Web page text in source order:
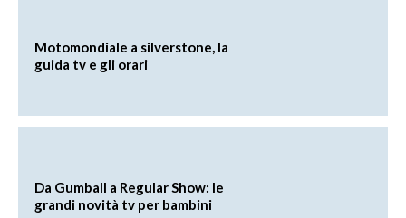
Motomondiale a silverstone, la
guida tv e gli orari
Da Gumball a Regular Show: le
grandi novità tv per bambini